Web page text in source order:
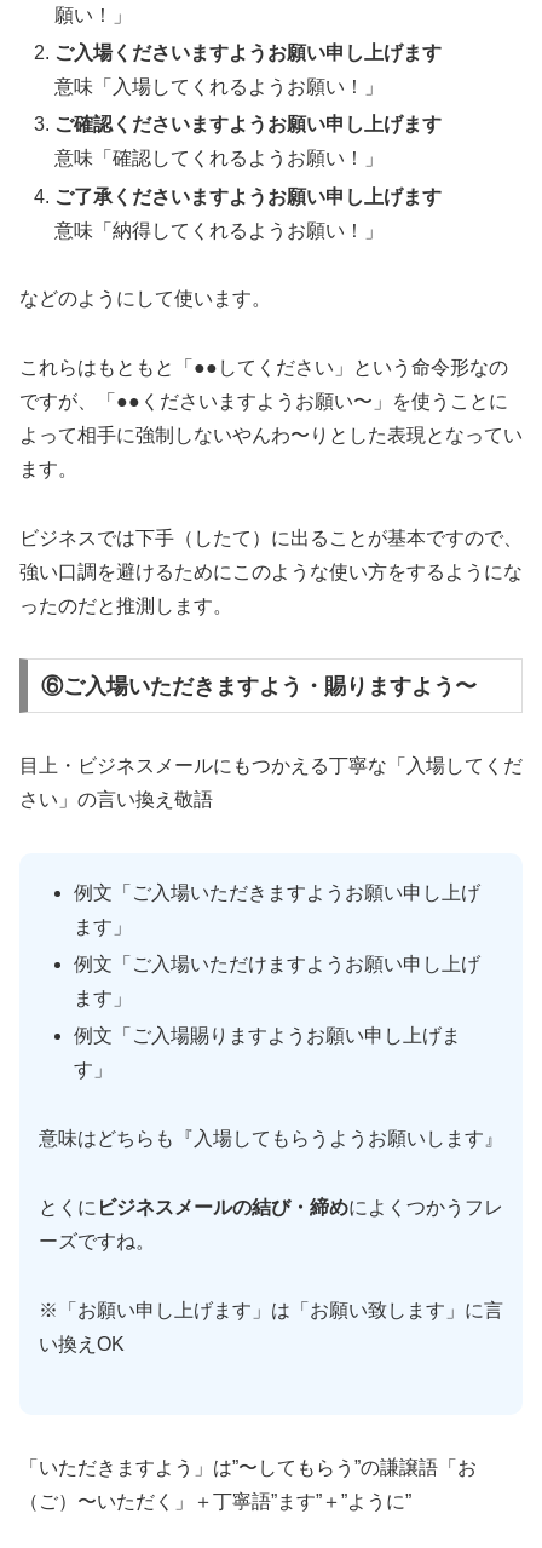
願い！」
ご入場くださいますようお願い申し上げます
意味「入場してくれるようお願い！」
ご確認くださいますようお願い申し上げます
意味「確認してくれるようお願い！」
ご了承くださいますようお願い申し上げます
意味「納得してくれるようお願い！」
などのようにして使います。
これらはもともと「●●してください」という命令形なの
ですが、「●●くださいますようお願い〜」を使うことに
よって相手に強制しないやんわ〜りとした表現となってい
ます。
ビジネスでは下手（したて）に出ることが基本ですので、
強い口調を避けるためにこのような使い方をするようにな
ったのだと推測します。
⑥ご入場いただきますよう・賜りますよう〜
目上・ビジネスメールにもつかえる丁寧な「入場してくだ
さい」の言い換え敬語
例文「ご入場いただきますようお願い申し上げ
ます」
例文「ご入場いただけますようお願い申し上げ
ます」
例文「ご入場賜りますようお願い申し上げま
す」
意味はどちらも『入場してもらうようお願いします』
とくに ビジネスメールの結び・締めによくつかうフレ
ーズですね。
※「お願い申し上げます」は「お願い致します」に言
い換えOK
「いただきますよう」は”〜してもらう”の謙譲語「お
（ご）〜いただく」＋丁寧語”ます”＋”ように”